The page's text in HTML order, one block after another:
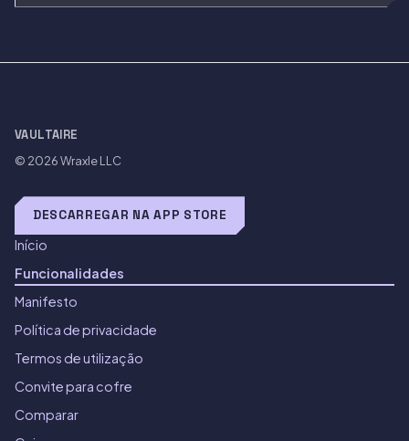
VAULTAIRE
© 2026Wraxle LLC
DESCARREGAR NA APP STORE
Início
Funcionalidades
Manifesto
Política de privacidade
Termos de utilização
Convite para cofre
Comparar